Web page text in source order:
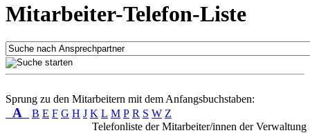
Mitarbeiter-Telefon-Liste
Sprung zu den Mitarbeitern mit dem Anfangsbuchstaben:
A B E F G H J K L M P R S W Z
Telefonliste der Mitarbeiter/innen der Verwaltung